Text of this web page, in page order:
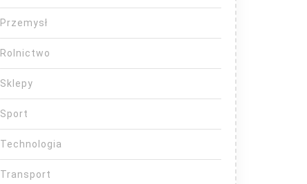
Przemysł
Rolnictwo
Sklepy
Sport
Technologia
Transport